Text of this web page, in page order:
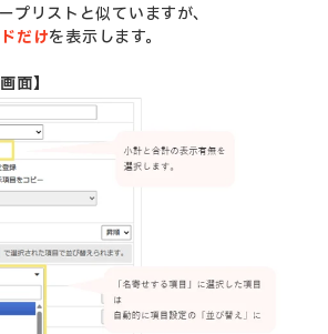
プリストと似ていますが、
だけを表示します。
面】